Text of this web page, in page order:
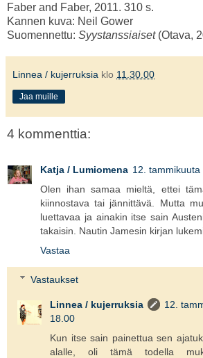
Faber and Faber, 2011. 310 s.
Kannen kuva: Neil Gower
Suomennettu: Syystanssiaiset(Otava,
Linnea / kujerruksia klo 11.30.00
Jaa muille
4 kommenttia:
Katja / Lumiomena 12.
Olen ihan samaa mieltä, ettei
kiinnostava tai jännittävä. Mutta
luettavaa ja ainakin itse sain
takaisin. Nautin Jamesin kirjan
Vastaa
Vastaukset
Linnea / kujerruksia
12.
18.00
Kun itse sain painettua sen
alalle, oli tämä todella